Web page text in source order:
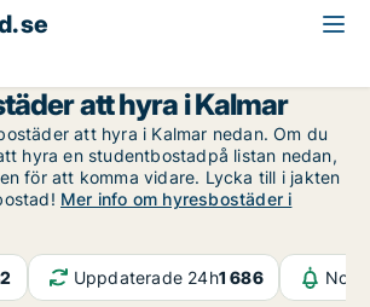
att hyra i Kalmar
att hyra i Kalmar nedan. Om du
hyra en studentbostadpå listan nedan,
för att komma vidare. Lycka till i jakten
Mer info om hyresbostäder i
Uppdaterade 24h1 686